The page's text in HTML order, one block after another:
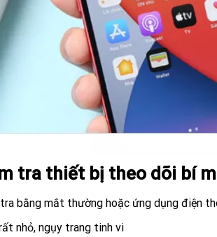
tra thiết bị theo dõi bí
bằng mắt thường hoặc ứng dụng điện
nhỏ, ngụy trang tinh vi